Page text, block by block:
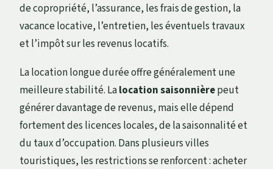
de copropriété, l’assurance, les frais de gestion, la
vacance locative, l’entretien, les éventuels travaux
et l’impôt sur les revenus locatifs.
La location longue durée offre généralement une
meilleure stabilité. Lalocation saisonnièrepeut
générer davantage de revenus, mais elle dépend
fortement des licences locales, de la saisonnalité et
du taux d’occupation. Dans plusieurs villes
touristiques, les restrictions se renforcent : acheter